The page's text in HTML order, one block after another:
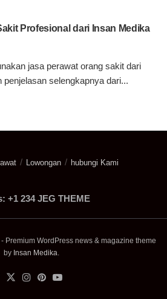
Profesional dari Insan Medika
jasa perawat orang sakit dari
penjelasan selengkapnya dari...
Lowongan hubungi Kami
+1 234 JEG THEME
Premium WordPress news & magazine theme
by Insan Medika.